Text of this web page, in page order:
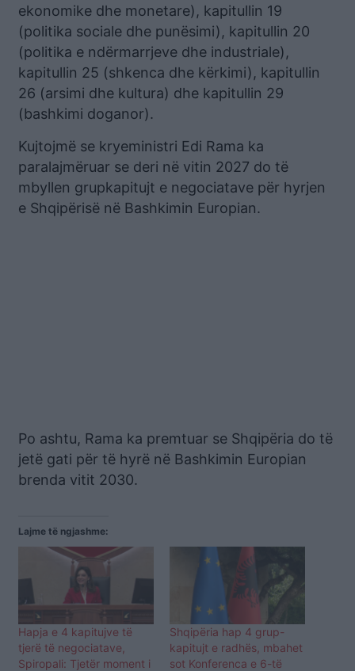
ekonomike dhe monetare), kapitullin 19
(politika sociale dhe punësimi), kapitullin 20
(politika e ndërmarrjeve dhe industriale),
kapitullin 25 (shkenca dhe kërkimi), kapitullin
26 (arsimi dhe kultura) dhe kapitullin 29
(bashkimi doganor).
Kujtojmë se kryeministri Edi Rama ka
paralajmëruar se deri në vitin 2027 do të
mbyllen grupkapitujt e negociatave për hyrjen
e Shqipërisë në Bashkimin Europian.
Po ashtu, Rama ka premtuar se Shqipëria do të
jetë gati për të hyrë në Bashkimin Europian
brenda vitit 2030.
Lajme të ngjashme:
Hapja e 4 kapitujve të
tjerë të negociatave,
Spiropali: Tjetër moment i
Shqipëria hap 4 grup-
kapitujt e radhës, mbahet
sot Konferenca e 6-të